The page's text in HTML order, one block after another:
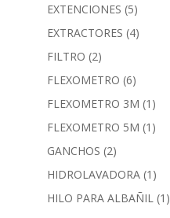
EXTENCIONES (5)
EXTRACTORES (4)
FILTRO (2)
FLEXOMETRO (6)
FLEXOMETRO 3M (1)
FLEXOMETRO 5M (1)
GANCHOS (2)
HIDROLAVADORA (1)
HILO PARA ALBAÑIL (1)